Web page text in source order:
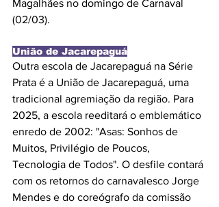
Magalhães no domingo de Carnaval
(02/03).
União de Jacarepaguá
Outra escola de Jacarepaguá na Série
Prata é a União de Jacarepaguá, uma
tradicional agremiação da região. Para
2025, a escola reeditará o emblemático
enredo de 2002: "Asas: Sonhos de
Muitos, Privilégio de Poucos,
Tecnologia de Todos". O desfile contará
com os retornos do carnavalesco Jorge
Mendes e do coreógrafo da comissão